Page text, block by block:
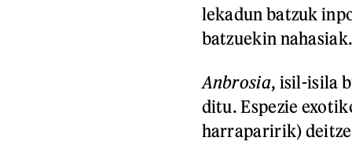
lekadun batzuk
batzuekin
Anbrosia, isil-isila
ditu. Espezie
harraparirik)